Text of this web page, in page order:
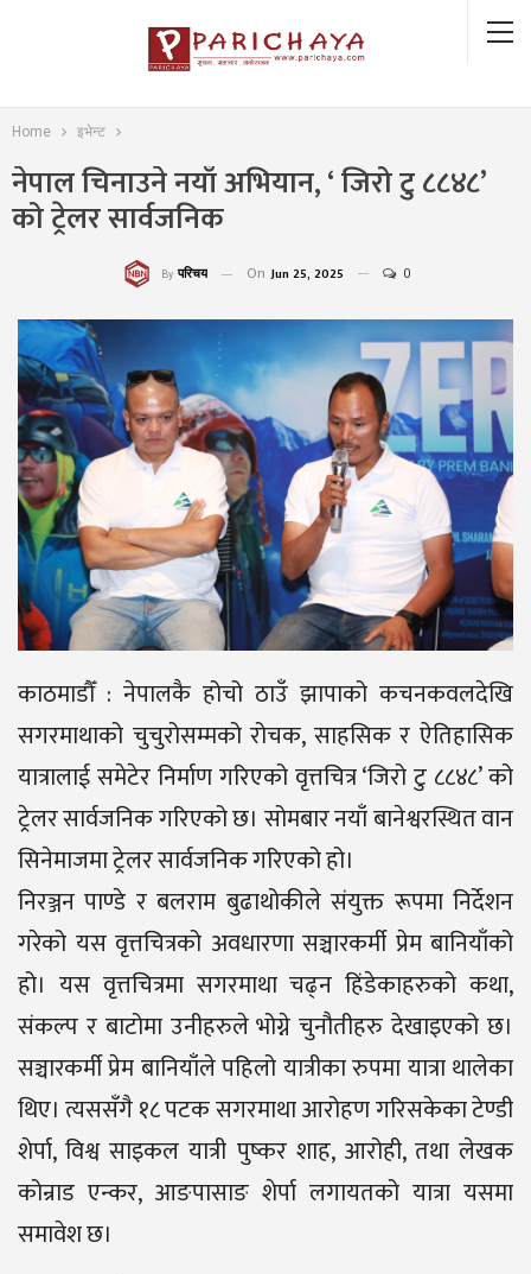
Home इभेन्ट
नेपाल चिनाउने नयाँ अभियान, ‘ जिरो टु ८८४८’
को ट्रेलर सार्वजनिक
By परिचय On Jun 25, 2025 0
काठमाडौँ : नेपालकै होचो ठाउँ झापाको कचनकवलदेखि
सगरमाथाको चुचुरोसम्मको रोचक, साहसिक र ऐतिहासिक
यात्रालाई समेटेर निर्माण गरिएको वृत्तचित्र ‘जिरो टु ८८४८’ को
ट्रेलर सार्वजनिक गरिएको छ। सोमबार नयाँ बानेश्वरस्थित वान
सिनेमाजमा ट्रेलर सार्वजनिक गरिएको हो।
निरञ्जन पाण्डे र बलराम बुढाथोकीले संयुक्त रूपमा निर्देशन
गरेको यस वृत्तचित्रको अवधारणा सञ्चारकर्मी प्रेम बानियाँको
हो। यस वृत्तचित्रमा सगरमाथा चढ्न हिंडेकाहरुको कथा,
संकल्प र बाटोमा उनीहरुले भोग्ने चुनौतीहरु देखाइएको छ।
सञ्चारकर्मी प्रेम बानियाँले पहिलो यात्रीका रुपमा यात्रा थालेका
थिए। त्यससँगै १८ पटक सगरमाथा आरोहण गरिसकेका टेण्डी
शेर्पा, विश्व साइकल यात्री पुष्कर शाह, आरोही, तथा लेखक
कोन्राड एन्कर, आङपासाङ शेर्पा लगायतको यात्रा यसमा
समावेश छ।